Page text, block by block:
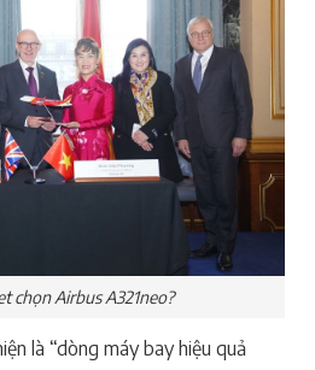
chọn Airbus A321neo?
là “dòng máy bay hiệu quả